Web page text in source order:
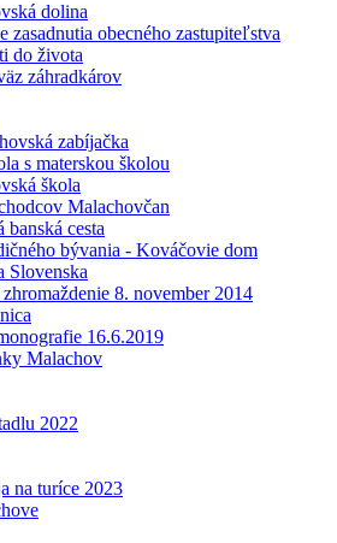
dolina
zasadnutia obecného zastupiteľstva
do života
záhradkárov
zabíjačka
s materskou školou
škola
Malachovčan
banská cesta
bývania - Kováčovie dom
Slovenska
8. november 2014
16.6.2019
Malachov
2022
na turíce 2023